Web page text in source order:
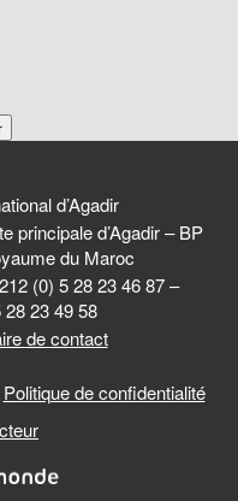
d’Agadir
principale d’Agadir – BP
du Maroc
(0) 5 28 23 46 87 –
23 49 58
de contact
Politique de confidentialité